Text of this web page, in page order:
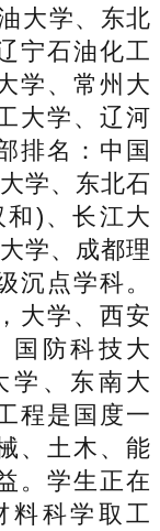
大学、东北
宁石油化工
学、常州大
大学、辽河
排名：中国
学、东北石
)、长江大
学、成都理
沉点学科。
大学、西安
国防科技大
学、东南大
程是国度一
、土木、能
。学生正在
料科学取工